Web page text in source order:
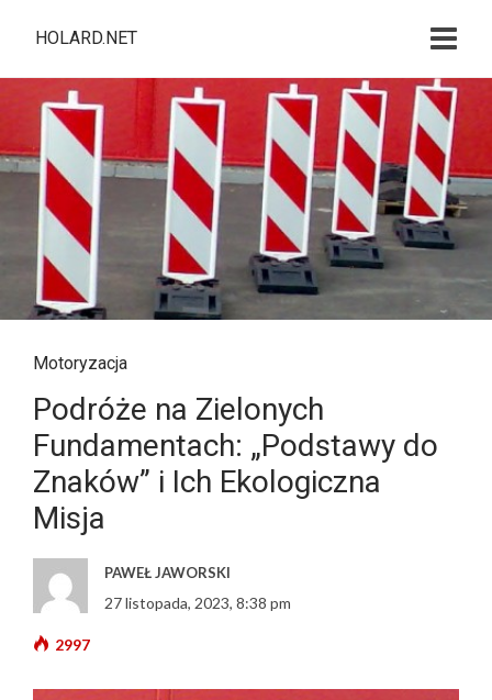
HOLARD.NET
Motoryzacja
Podróże na Zielonych
Fundamentach: „Podstawy do
Znaków” i Ich Ekologiczna
Misja
PAWEŁ JAWORSKI
27 listopada, 2023, 8:38 pm
2997